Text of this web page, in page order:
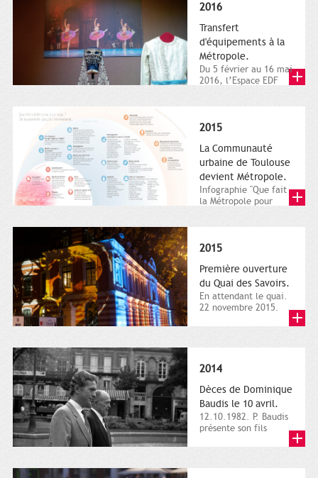
2016
Transfert
d'équipements à la
Métropole.
Du 5 février au 16 mai
2016, l’Espace EDF
2015
La Communauté
urbaine de Toulouse
devient Métropole.
Infographie "Que fait
la Métropole pour
2015
Première ouverture
du Quai des Savoirs.
En attendant le quai.
22 novembre 2015.
2014
Dèces de Dominique
Baudis le 10 avril.
12.10.1982. P. Baudis
présente son fils